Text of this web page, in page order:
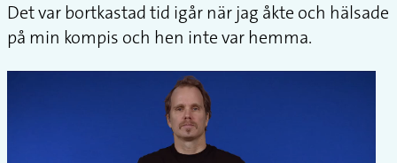
Det var bortkastad tid igår när jag åkte och hälsade
på min kompis och hen inte var hemma.